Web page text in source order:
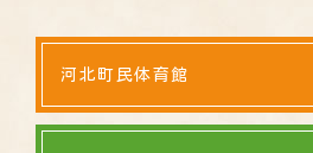
河北町民体育館